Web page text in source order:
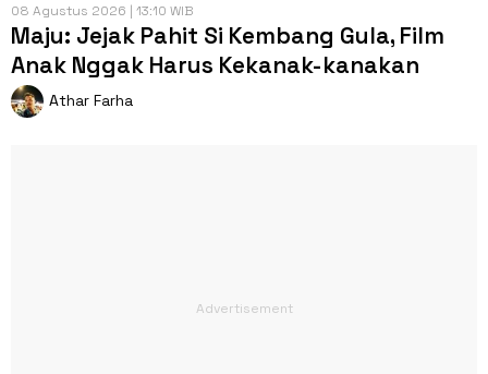
08 Agustus 2026 | 13:10 WIB
Maju: Jejak Pahit Si Kembang Gula, Film
Anak Nggak Harus Kekanak-kanakan
Athar Farha